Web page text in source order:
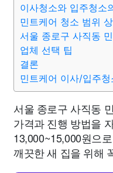
이사청소와 입주청소
민트케어 청소 범위
서울 종로구 사직동
업체 선택 팁
결론
민트케어 이사/입주청
서울 종로구 사직동
가격과 진행 방법을
13,000~15,000원으
깨끗한 새 집을 위해